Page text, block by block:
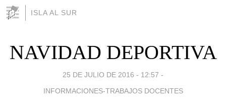
ISLA AL SUR
NAVIDAD DEPORTIVA
25 DE JULIO DE 2016 - 12:57 -
INFORMACIONES-TRABAJOS DOCENTES